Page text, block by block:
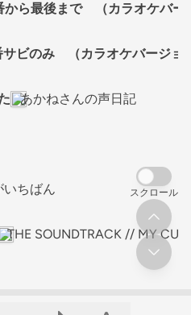
ら最後まで （カラオケバー
ビのみ （カラオケバージョ
あかねさんの声日記
いちばん
THE SOUNDTRACK // MY CUP
スクロール